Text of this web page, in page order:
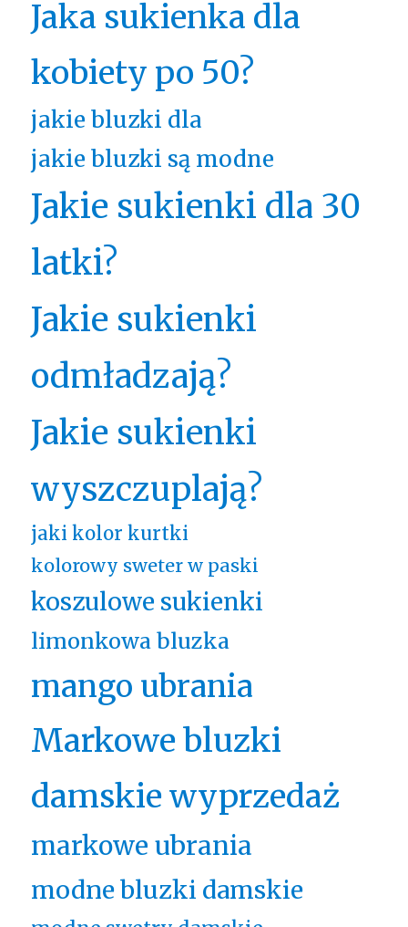
Jaka sukienka dla
kobiety po 50?
jakie bluzki dla
jakie bluzki są modne
Jakie sukienki dla 30
latki?
Jakie sukienki
odmładzają?
Jakie sukienki
wyszczuplają?
jaki kolor kurtki
kolorowy sweter w paski
koszulowe sukienki
limonkowa bluzka
mango ubrania
Markowe bluzki
damskie wyprzedaż
markowe ubrania
modne bluzki damskie